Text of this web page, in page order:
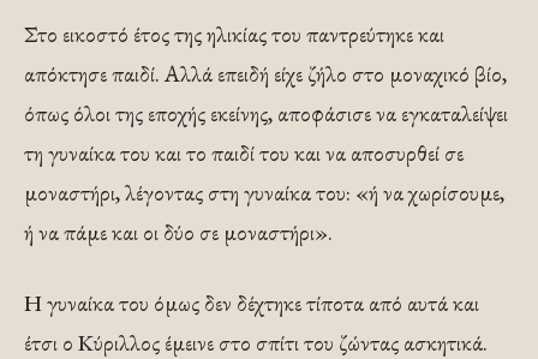
Στο εικοστό έτος της ηλικίας του παντρεύτηκε και
απόκτησε παιδί. Αλλά επειδή είχε ζήλο στο μοναχικό βίο,
όπως όλοι της εποχής εκείνης, αποφάσισε να εγκαταλείψει
τη γυναίκα του και το παιδί του και να αποσυρθεί σε
μοναστήρι, λέγοντας στη γυναίκα του: «ή να χωρίσουμε,
ή να πάμε και οι δύο σε μοναστήρι».
Η γυναίκα του όμως δεν δέχτηκε τίποτα από αυτά και
έτσι ο Κύριλλος έμεινε στο σπίτι του ζώντας ασκητικά.